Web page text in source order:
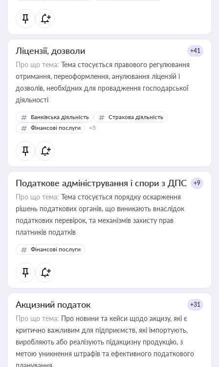
Ліцензії, дозволи +41
Про що тема: Тема стосується правового регулювання
отримання, переоформлення, анулювання ліцензій і
дозволів, необхідних для провадження господарської
діяльності
Банківська діяльність
Страхова діяльність
Фінансові послуги
+5
Податкове адміністрування і спори з ДПС +9
Про що тема: Тема стосується порядку оскарження
рішень податкових органів, що виникають внаслідок
податкових перевірок, та механізмів захисту прав
платників податків
Фінансові послуги
Акцизний податок +31
Про що тема: Про новини та кейси щодо акцизу, які є
критично важливим для підприємств, які імпортують,
виробляють або реалізують підакцизну продукцію, з
метою уникнення штрафів та ефективного податкового
планування.